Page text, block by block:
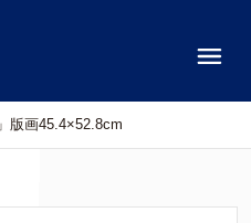
版画45.4×52.8cm